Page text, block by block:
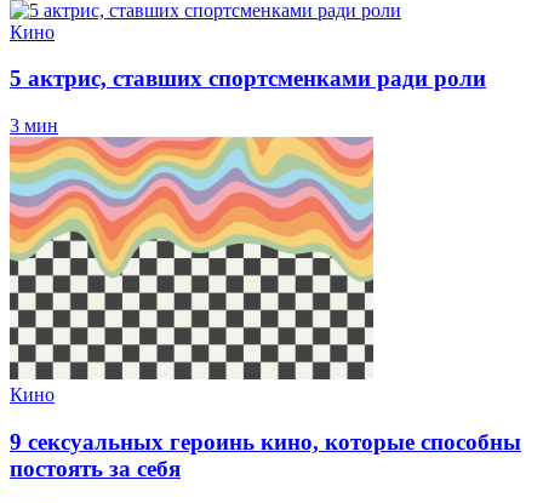
Кино
5 актрис, ставших спортсменками ради роли
3 мин
Кино
9 сексуальных героинь кино, которые способны
постоять за себя